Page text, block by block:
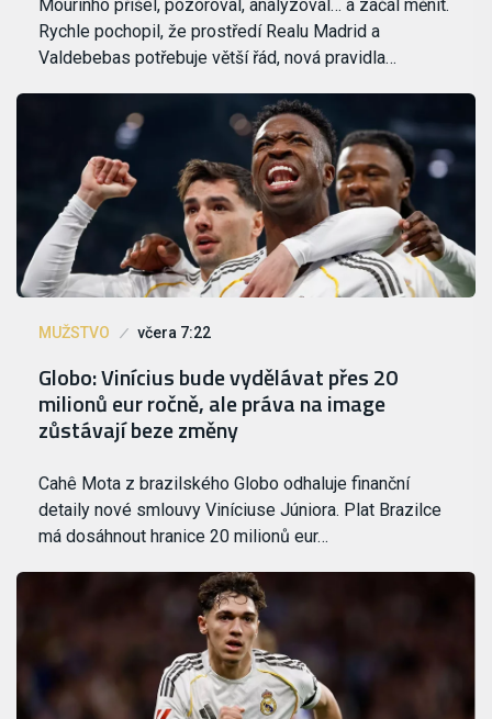
Mourinho přišel, pozoroval, analyzoval… a začal měnit.
Rychle pochopil, že prostředí Realu Madrid a
Valdebebas potřebuje větší řád, nová pravidla…
MUŽSTVO včera 7:22
Globo: Vinícius bude vydělávat přes 20
milionů eur ročně, ale práva na image
zůstávají beze změny
Cahê Mota z brazilského Globo odhaluje finanční
detaily nové smlouvy Viníciuse Júniora. Plat Brazilce
má dosáhnout hranice 20 milionů eur…